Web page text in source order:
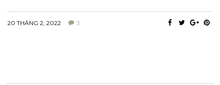
20 THÁNG 2, 2022 3